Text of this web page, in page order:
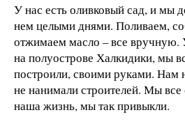
У нас есть оливковый сад, и мы
нем целыми днями. Поливаем,
отжимаем масло – все вручную.
на полуострове Халкидики, мы
построили, своими руками. Нам
не нанимали строителей. Мы
наша жизнь, мы так привыкли.